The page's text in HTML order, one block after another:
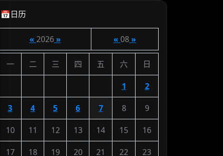
📅日历
« 2026» « 08»
一 二 三 四 五 六 日
1 2
3 4 5 6 7 8 9
10 11 12 13 14 15 16
17 18 19 20 21 22 23